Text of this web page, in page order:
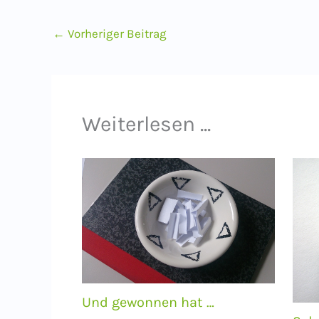
← Vorheriger Beitrag
Weiterlesen ...
Und gewonnen hat …